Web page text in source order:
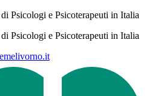
Psicologi e Psicoterapeuti in Italia
Psicologi e Psicoterapeuti in Italia